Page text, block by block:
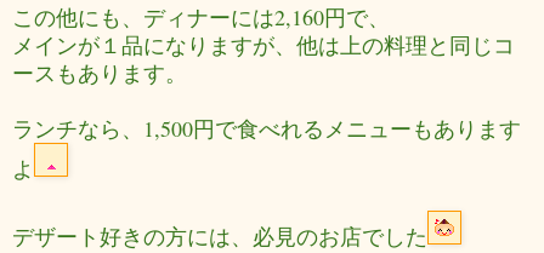
この他にも、ディナーには2,160円で、
メインが１品になりますが、他は上の料理と同じコ
ースもあります。
ランチなら、1,500円で食べれるメニューもあります
よ
デザート好きの方には、必見のお店でした